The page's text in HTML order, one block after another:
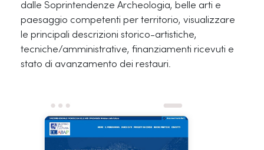
dalle Soprintendenze Archeologia, belle arti e
paesaggio competenti per territorio, visualizzare
le principali descrizioni storico-artistiche,
tecniche/amministrative, finanziamenti ricevuti e
stato di avanzamento dei restauri.